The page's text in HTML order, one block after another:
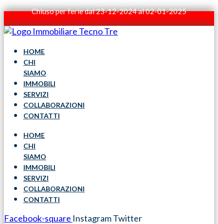
Chiuso per ferie dal 23-12-2024 al 02-01-2025
HOME
CHI
SIAMO
IMMOBILI
SERVIZI
COLLABORAZIONI
CONTATTI
HOME
CHI
SIAMO
IMMOBILI
SERVIZI
COLLABORAZIONI
CONTATTI
Facebook-square InstagramTwitter